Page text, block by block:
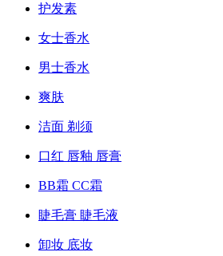
护发素
女士香水
男士香水
爽肤
洁面 剃须
口红 唇釉 唇膏
BB霜 CC霜
睫毛膏 睫毛液
卸妆 底妆